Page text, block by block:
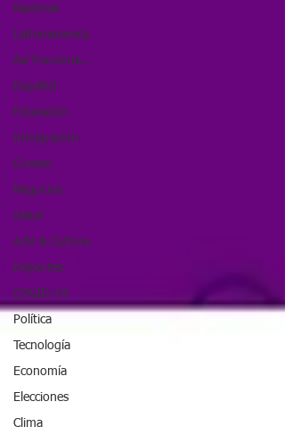
Nacional
Latinoamérica
Así Funciona...
Español
Educación
Inmigración
Crimen
Negocios
Salud
Arte & Cultura
Deportes
COVID-19
Política
Tecnología
Economía
Elecciones
Clima